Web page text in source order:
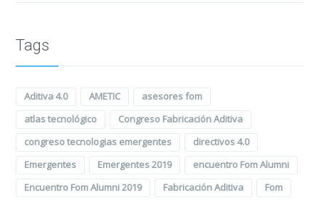
Tags
Aditiva 4.0 AMETIC
asesores fom
atlas tecnológico
Congreso Fabricación Aditiva
congreso tecnologias emergentes
directivos 4.0
Emergentes
Emergentes 2019
encuentro Fom Alumni
Encuentro Fom Alumni 2019
Fabricación Aditiva
Fom